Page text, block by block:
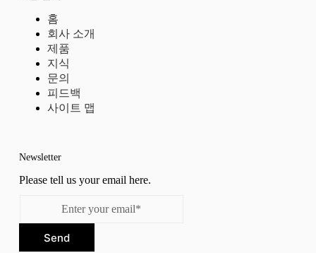
홈
회사 소개
제품
지식
문의
피드백
사이트 맵
Newsletter
Please tell us your email here.
Send